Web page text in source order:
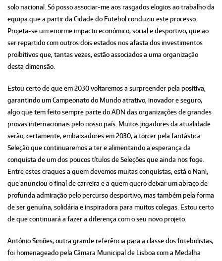
solo nacional. Só posso associar-me aos rasgados elogios ao trabalho da
equipa que a partir da Cidade do Futebol conduziu este processo.
Projeta-se um enorme impacto económico, social e desportivo, que ao
ser repartido com outros dois estados nos afasta dos investimentos
proibitivos que, tantas vezes, estão associados a uma organização
desta dimensão.
Estou certo de que em 2030 voltaremos a surpreender pela positiva,
garantindo um Campeonato do Mundo atrativo, inovador e seguro,
algo que tem feito sempre parte do ADN das organizações de grandes
provas internacionais pelo nosso país. Muitos jogadores da atualidade
serão, certamente, embaixadores em 2030, a torcer pela fantástica
Seleção que continuaremos a ter e alimentando a esperança da
conquista de um dos poucos títulos de Seleções que ainda nos foge.
Entre estes craques a quem devemos muitas conquistas, está o Nani,
que anunciou o final de carreira e a quem quero deixar um abraço de
profunda admiração pelo percurso desportivo, mas também pela forma
de ser genuína, solidária e inspiradora para muitos colegas. Estou certo
de que continuará a fazer a diferença com o seu novo projeto.
António Simões, outra grande referência para a classe dos futebolistas,
foi homenageado pela Câmara Municipal de Lisboa com a Medalha